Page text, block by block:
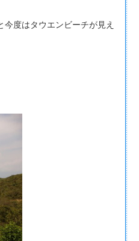
今度はタウエンビーチが見え